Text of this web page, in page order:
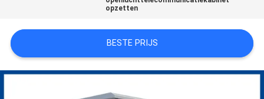
opzetten
BESTE PRIJS